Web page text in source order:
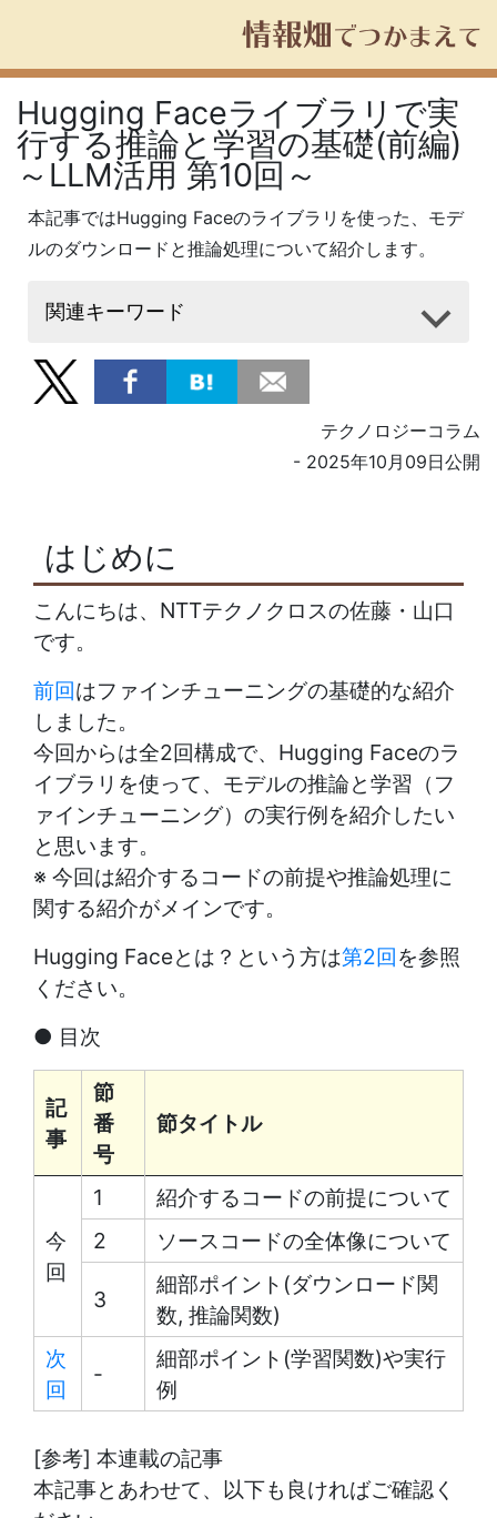
Hugging Faceライブラリで実
行する推論と学習の基礎(前編)
～LLM活用 第10回～
本記事ではHugging Faceのライブラリを使った、モデ
ルのダウンロードと推論処理について紹介します。
関連キーワード
テクノロジーコラム
- 2025年10月09日公開
はじめに
こんにちは、NTTテクノクロスの佐藤・山口
です。
前回はファインチューニングの基礎的な紹介
しました。
今回からは全2回構成で、Hugging Faceのラ
イブラリを使って、モデルの推論と学習（フ
ァインチューニング）の実行例を紹介したい
と思います。
※ 今回は紹介するコードの前提や推論処理に
関する紹介がメインです。
Hugging Faceとは？という方は第2回を参照
ください。
● 目次
記
事
節
番
号
節タイトル
今
回
1
紹介するコードの前提について
2
ソースコードの全体像について
3
細部ポイント(ダウンロード関
数, 推論関数)
次
回
-
細部ポイント(学習関数)や実行
例
[参考] 本連載の記事
本記事とあわせて、以下も良ければご確認く